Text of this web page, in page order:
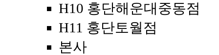
H10 홍단해운대중동점
H11 홍단토월점
본사